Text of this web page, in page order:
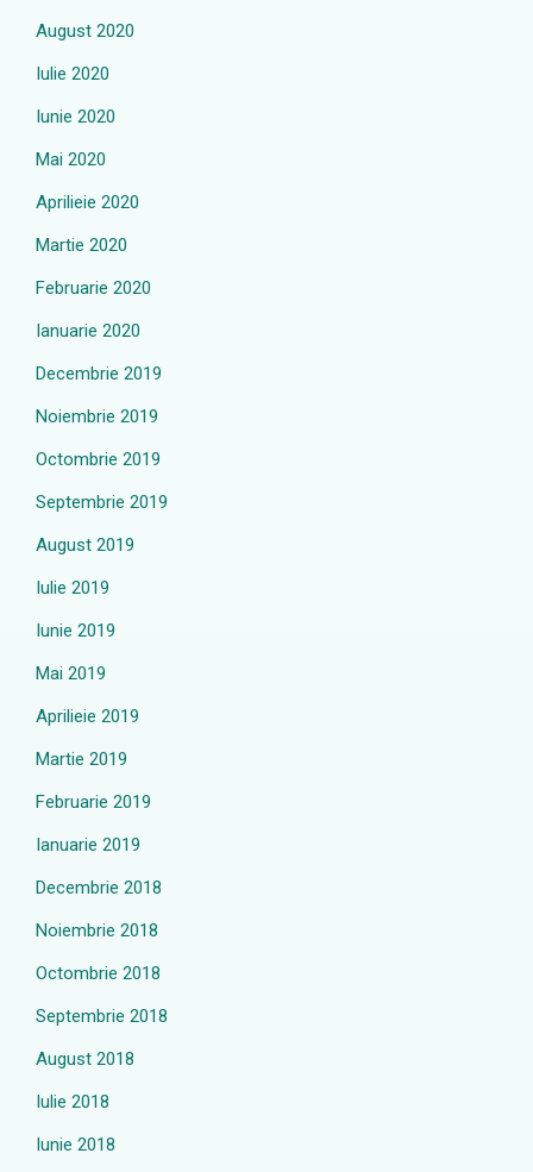
August 2020
Iulie 2020
Iunie 2020
Mai 2020
Aprilieie 2020
Martie 2020
Februarie 2020
Ianuarie 2020
Decembrie 2019
Noiembrie 2019
Octombrie 2019
Septembrie 2019
August 2019
Iulie 2019
Iunie 2019
Mai 2019
Aprilieie 2019
Martie 2019
Februarie 2019
Ianuarie 2019
Decembrie 2018
Noiembrie 2018
Octombrie 2018
Septembrie 2018
August 2018
Iulie 2018
Iunie 2018